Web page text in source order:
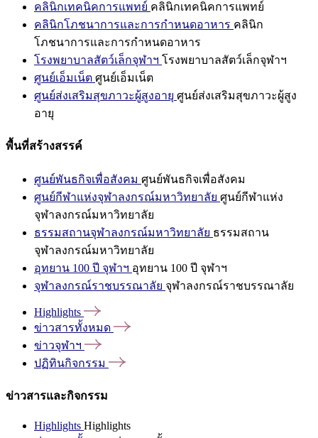
คลินิกเทคนิคการแพทย์ คลินิกเทคนิคการแพทย์
คลินิกโภชนาการและการกำหนดอาหาร คลินิก
โภชนาการและการกำหนดอาหาร
โรงพยาบาลสัตว์เล็กจุฬาฯ โรงพยาบาลสัตว์เล็กจุฬาฯ
ศูนย์เอ็มเน็ต ศูนย์เอ็มเน็ต
ศูนย์ส่งเสริมสุขภาวะผู้สูงอายุ ศูนย์ส่งเสริมสุขภาวะผู้สูง
อายุ
พื้นที่สร้างสรรค์
ศูนย์พันธกิจเพื่อสังคม ศูนย์พันธกิจเพื่อสังคม
ศูนย์กีฬาแห่งจุฬาลงกรณ์มหาวิทยาลัย ศูนย์กีฬาแห่ง
จุฬาลงกรณ์มหาวิทยาลัย
ธรรมสถานจุฬาลงกรณ์มหาวิทยาลัย ธรรมสถาน
จุฬาลงกรณ์มหาวิทยาลัย
อุทยาน 100 ปี จุฬาฯ อุทยาน 100 ปี จุฬาฯ
จุฬาลงกรณ์ราชบรรณาลัย จุฬาลงกรณ์ราชบรรณาลัย
Highlights
ข่าวสารทั้งหมด
ข่าวจุฬาฯ
ปฏิทินกิจกรรม
ข่าวสารและกิจกรรม
Highlights Highlights